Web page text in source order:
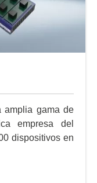
amplia gama de
empresa del
dispositivos en